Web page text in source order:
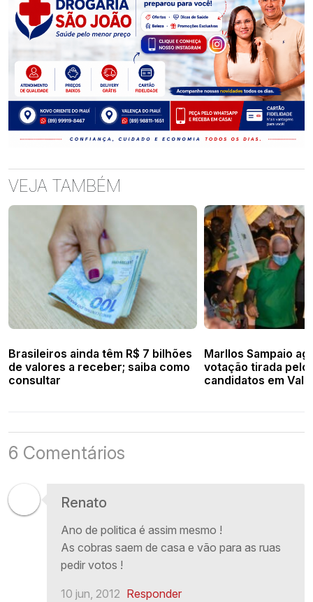
VEJA TAMBÉM
Brasileiros ainda têm R$ 7 bilhões
de valores a receber; saiba como
consultar
Marllos Sampaio
votação tirada
candidatos em
6 Comentários
Renato
Ano de politica é assim mesmo !
As cobras saem de casa e vão para as ruas
pedir votos !
10 jun, 2012 Responder